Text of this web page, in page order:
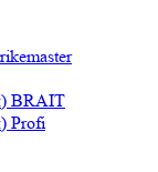
BRAIT
Profi